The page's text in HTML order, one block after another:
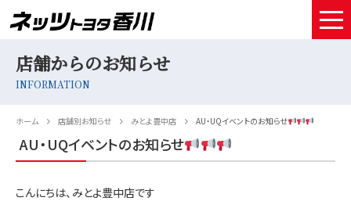
試乗予約
店舗からのお知らせ
INFORMATION
ホーム 店舗別お知らせ みとよ豊中店 AU・UQイベントのお知らせ
AU・UQイベントのお知らせ
こんにちは、みとよ豊中店です